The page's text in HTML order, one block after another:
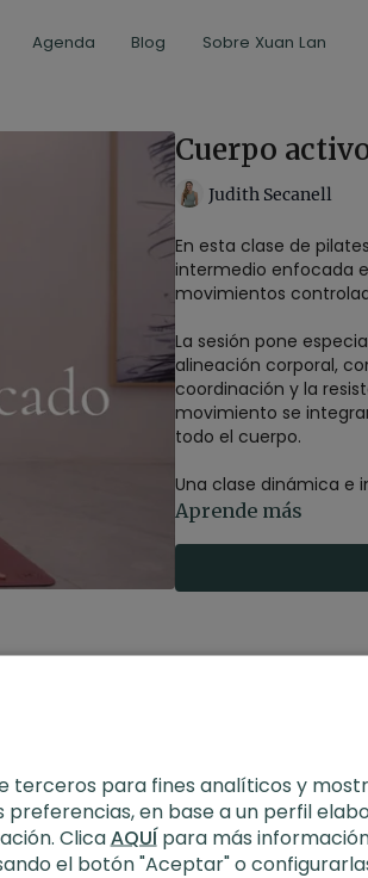
Agenda Blog Sobre Xuan Lan
Cuerpo
Judith Secanell
En esta clase de
intermedio enfocada
movimientos
La sesión pone
alineación corporal,
coordinación y la
movimiento se
todo el cuerpo.
Una clase dinámica e
y efectivo sin
Nivel: multinivel
Fecha
Contenido
Aprende más
terceros para fines analíticos y
en base a un perfil
ClicaAQUÍpara más
el botón "Aceptar" o